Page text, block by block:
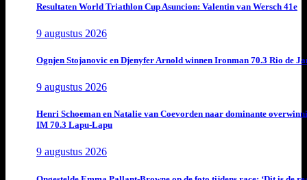
Resultaten World Triathlon Cup Asuncion: Valentin van Wersch 41e
9 augustus 2026
Ognjen Stojanovic en Djenyfer Arnold winnen Ironman 70.3 Rio de
9 augustus 2026
Henri Schoeman en Natalie van Coevorden naar dominante
IM 70.3 Lapu-Lapu
9 augustus 2026